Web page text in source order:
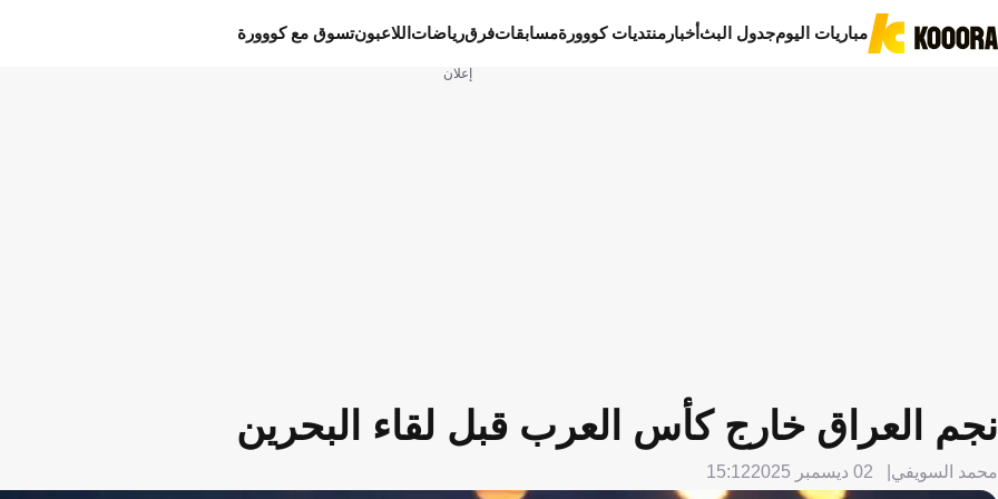
مباريات اليومجدول البثأخبار منتديات كووورةمسابقاتفرقرياضات اللاعبونتسوق مع كووورة
إعلان
نجم العراق خارج كأس العرب قبل لقاء البحرين
محمد السويفي 02 ديسمبر 2025 15:12